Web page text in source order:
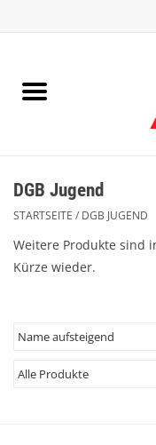
EINBLICK
DGB FRAUEN
DGB Jugend
STARTSEITE / DGB JUGEND
Weitere Produkte sind
Kürze wieder.